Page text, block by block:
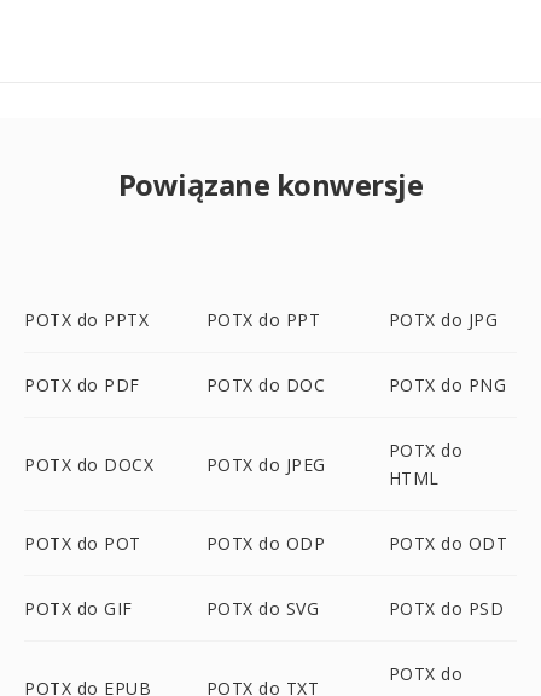
Powiązane konwersje
POTX do PPTX POTX do PPT POTX do JPG
POTX do PDF POTX do DOC POTX do PNG
POTX do DOCX POTX do JPEG
POTX do
HTML
POTX do POT POTX do ODP POTX do ODT
POTX do GIF POTX do SVG POTX do PSD
POTX do EPUB POTX do TXT
POTX do